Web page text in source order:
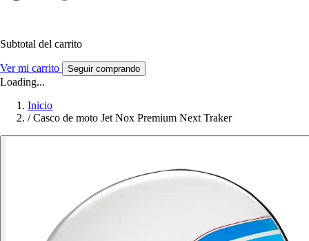
Subtotal del carrito
Ver mi carrito Seguir comprando
Loading...
Inicio
/ Casco de moto Jet Nox Premium Next Traker